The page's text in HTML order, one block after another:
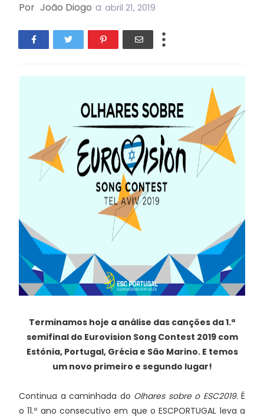
Por João Diogo a abril 21, 2019
Terminamos hoje a análise das canções da 1.ª
semifinal do Eurovision Song Contest 2019 com
Estónia, Portugal, Grécia e São Marino. E temos
um novo primeiro e segundo lugar!
Continua a caminhada do Olhares sobre o ESC2019. É
o 11.º ano consecutivo em que o ESCPORTUGAL leva a